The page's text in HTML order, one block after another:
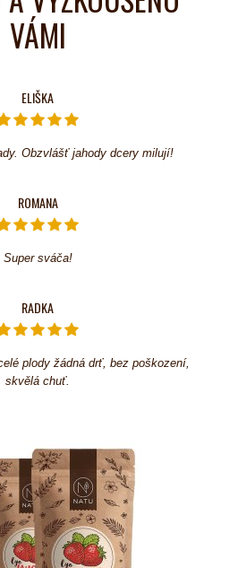
VÁMI
ELIŠKA
Obzvlášť jahody dcery milují!
ROMANA
Super sváča!
RADKA
plody žádná drť, bez poškození,
skvělá chuť.